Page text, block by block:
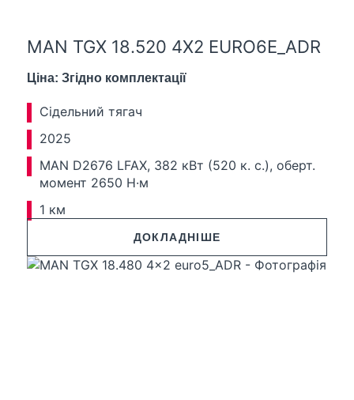
MAN TGX 18.520 4X2 EURO6E_ADR
Ціна: Згідно комплектації
Сідельний тягач
2025
MAN D2676 LFAX, 382 кВт (520 к. с.), оберт.
момент 2650 Н·м
1 км
ДОКЛАДНІШЕ